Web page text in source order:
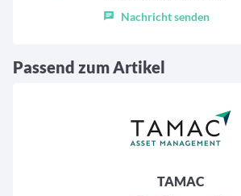
Nachricht senden
Passend zum Artikel
TAMAC